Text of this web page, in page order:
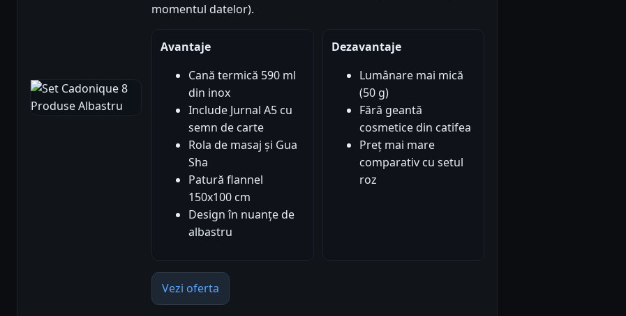
momentul datelor).
Avantaje
Cană termică 590 ml
din inox
Include Jurnal A5 cu
semn de carte
Rola de masaj și Gua
Sha
Patură flannel
150x100 cm
Design în nuanțe de
albastru
Dezavantaje
Lumânare mai mică
(50 g)
Fără geantă
cosmetice din catifea
Preț mai mare
comparativ cu setul
roz
Vezi oferta